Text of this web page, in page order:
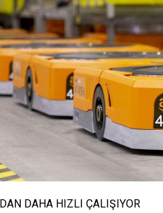
DAHA HIZLI ÇALIŞIYOR